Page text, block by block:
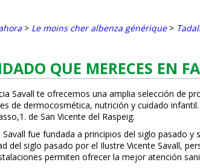
> Le moins cher albenza générique>
QUE MERECES EN
Savall te ofrecemos una amplia selección de
de dermocosmética, nutrición y cuidado
de San Vicente del Raspeig.
Savall fue fundada a principios del siglo pasado
del siglo pasado por el Ilustre Vicente Savall,
permiten ofrecer la mejor atención